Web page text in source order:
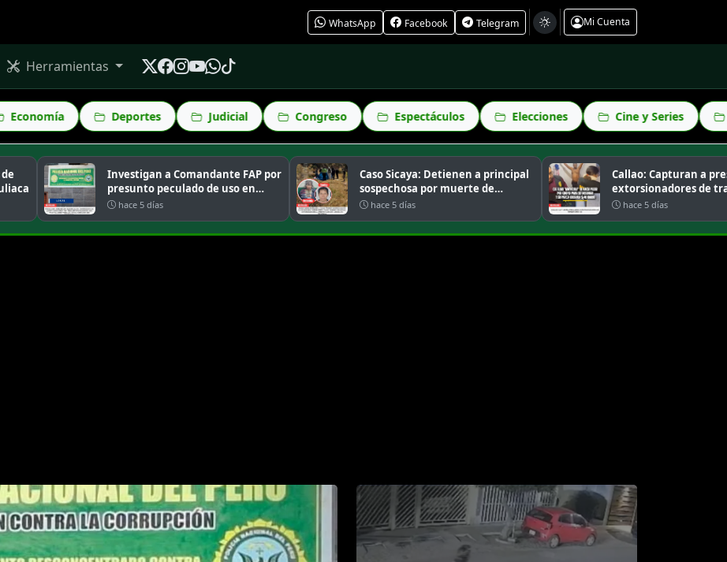
WhatsApp Facebook Telegram Mi Cuenta
Herramientas
Deportes Judicial Congreso Espectáculos Elecciones Cine y Series Mundo
Investigan a Comandante FAP por
presunto peculado de uso en
Chicl...
hace 5 días
Caso Sicaya: Detienen a principal
sospechosa por muerte de
comerc...
hace 5 días
Callao: Capturan a
extorsionadores de
hace 5 días